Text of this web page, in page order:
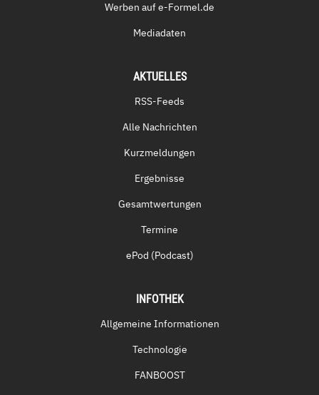
Werben auf e-Formel.de
Mediadaten
AKTUELLES
RSS-Feeds
Alle Nachrichten
Kurzmeldungen
Ergebnisse
Gesamtwertungen
Termine
ePod (Podcast)
INFOTHEK
Allgemeine Informationen
Technologie
FANBOOST